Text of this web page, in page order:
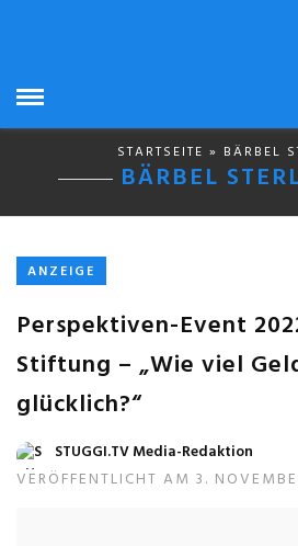
STARTSEITE » BÄRBEL
BÄRBEL
ANZEIGE
Perspektiven-Event
Stiftung – „Wie viel
glücklich?“
STUGGI.TV Media-Redaktion
VERÖFFENTLICHT AM 3.